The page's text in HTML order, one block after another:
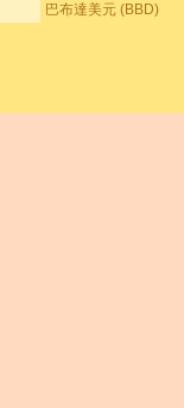
巴布達美元 (BBD)